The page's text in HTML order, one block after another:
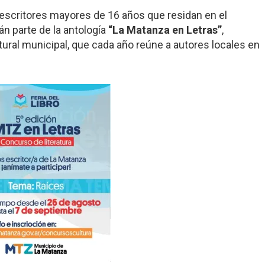
mayores de 16 años que residan en el
parte de la antología “La Matanza en Letras”,
municipal, que cada año reúne a autores locales en